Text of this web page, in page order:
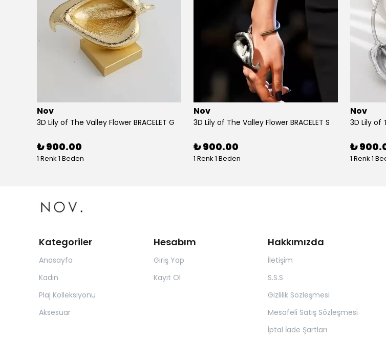
Nov
3D Lily of The Valley Flower BRACELET G
₺ 900.00
1 Renk 1 Beden
Nov
3D Lily of The Valley Flower BRACELET S
₺ 900.00
1 Renk 1 Beden
Nov
3D Lily of
₺
1 Renk 1
Kategoriler
Anasayfa
Kadın
Plaj Kolleksiyonu
Aksesuar
Hesabım
Giriş Yap
Kayıt Ol
Hakkımızda
İletişim
S.S.S
Gizlilik Sözleşmesi
Mesafeli Satış Sözleşmesi
İptal İade Şartları